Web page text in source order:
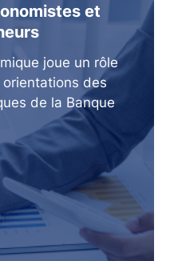
et
joue un rôle
des
de la Banque